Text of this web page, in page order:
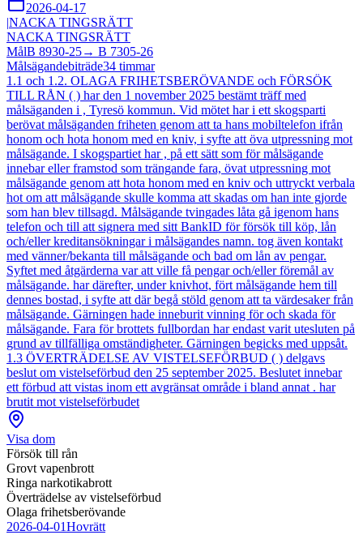
2026-04-17
|NACKA TINGSRÄTT
NACKA TINGSRÄTT
MålB 8930-25→ B 7305-26
Målsägandebiträde34 timmar
1.1 och 1.2. OLAGA FRIHETSBERÖVANDE och FÖRSÖK
TILL RÅN ( ) har den 1 november 2025 bestämt träff med
målsäganden i , Tyresö kommun. Vid mötet har i ett skogsparti
berövat målsäganden friheten genom att ta hans mobiltelefon ifrån
honom och hota honom med en kniv, i syfte att öva utpressning mot
målsägande. I skogspartiet har , på ett sätt som för målsägande
innebar eller framstod som trängande fara, övat utpressning mot
målsägande genom att hota honom med en kniv och uttryckt verbala
hot om att målsägande skulle komma att skadas om han inte gjorde
som han blev tillsagd. Målsägande tvingades låta gå igenom hans
telefon och till att signera med sitt BankID för försök till köp, lån
och/eller kreditansökningar i målsägandes namn. tog även kontakt
med vänner/bekanta till målsägande och bad om lån av pengar.
Syftet med åtgärderna var att ville få pengar och/eller föremål av
målsägande. har därefter, under knivhot, fört målsägande hem till
dennes bostad, i syfte att där begå stöld genom att ta värdesaker från
målsägande. Gärningen hade inneburit vinning för och skada för
målsägande. Fara för brottets fullbordan har endast varit utesluten på
grund av tillfälliga omständigheter. Gärningen begicks med uppsåt.
1.3 ÖVERTRÄDELSE AV VISTELSEFÖRBUD ( ) delgavs
beslut om vistelseförbud den 25 september 2025. Beslutet innebar
ett förbud att vistas inom ett avgränsat område i bland annat . har
brutit mot vistelseförbudet
Visa dom
Försök till rån
Grovt vapenbrott
Ringa narkotikabrott
Överträdelse av vistelseförbud
Olaga frihetsberövande
2026-04-01Hovrätt